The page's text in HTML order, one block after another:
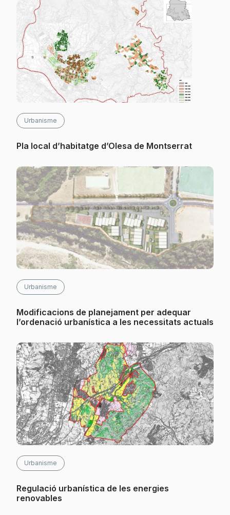
Urbanisme
Pla local d’habitatge d’Olesa de Montserrat
Urbanisme
Modificacions de planejament per adequar
l’ordenació urbanística a les necessitats actuals
Urbanisme
Regulació urbanística de les energies
renovables